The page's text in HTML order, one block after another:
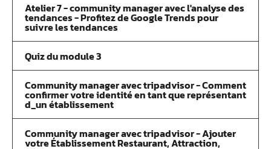
Atelier 7 - community manager avec l'analyse des
tendances - Profitez de Google Trends pour
suivre les tendances
Quiz du module 3
Community manager avec tripadvisor - Comment
confirmer votre identité en tant que représentant
d_un établissement
Community manager avec tripadvisor - Ajouter
votre Établissement Restaurant, Attraction,